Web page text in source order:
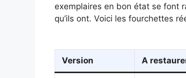
exemplaires en bon état se font
qu’ils ont. Voici les fourchettes
Version A